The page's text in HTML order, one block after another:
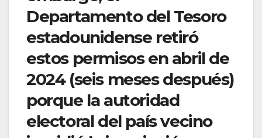
Departamento del Tesoro
estadounidense retiró
estos permisos en abril de
2024 (seis meses después)
porque la autoridad
electoral del país vecino